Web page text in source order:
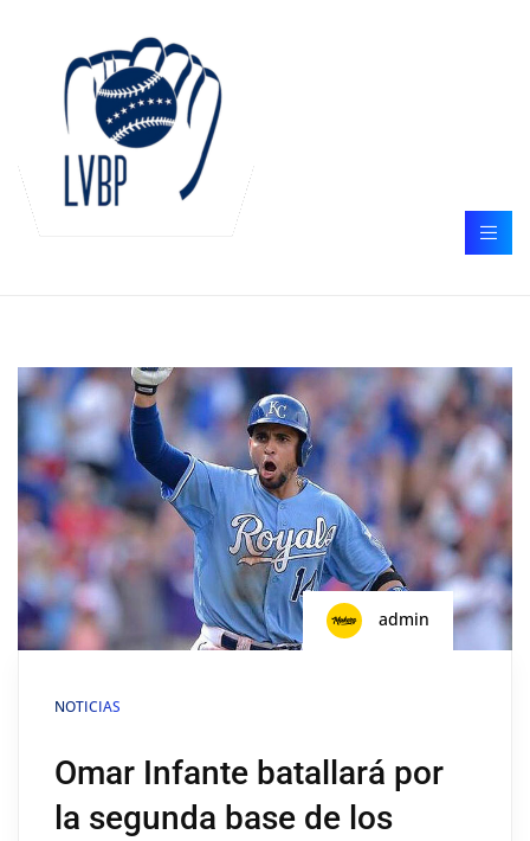
admin
NOTICIAS
Omar Infante batallará por
la segunda base de los